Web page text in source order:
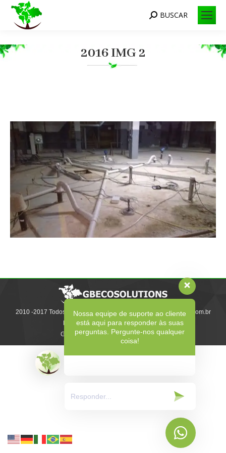
Search:
BUSCAR
2016 IMG 2
Você está aqui:
2010 -2017 Todos os direitos reservados | www.gb-ecosolutions.com.br
Desenvolvido e
Gerenciado pela:
Nossa equipe de suporte ao cliente
está aqui para responder às suas
perguntas. Pergunte-nos qualquer
coisa!